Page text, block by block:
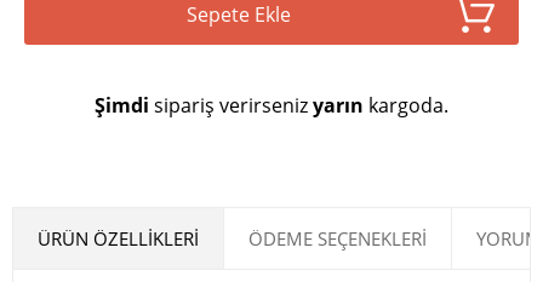
Sepete Ekle
Şimdi sipariş verirsenizyarın kargoda.
ÜRÜN ÖZELLIKLERI ÖDEME SEÇENEKLERI